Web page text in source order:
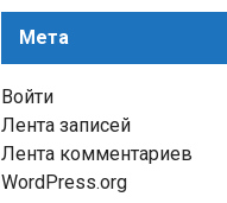
Мета
Войти
Лента записей
Лента комментариев
WordPress.org